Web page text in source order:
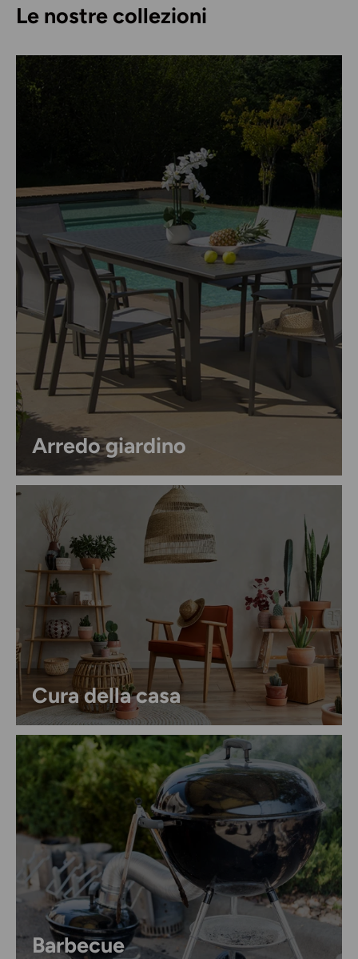
Le nostre collezioni
Arredo giardino
Cura della casa
Barbecue
Entra nel mondo BIA
per la casa e il giardino,novitàin
esclusivi e
per vivere al
meglio ogni stagione... direttamente nella tua
inbox!
Email Iscriviti